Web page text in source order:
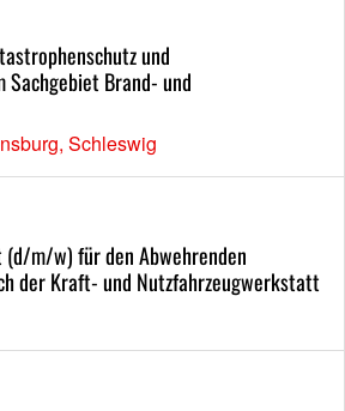
und
Sachgebiet Brand- und
Schleswig
m/w) für den Abwehrenden
der Kraft- und Nutzfahrzeugwerkstatt